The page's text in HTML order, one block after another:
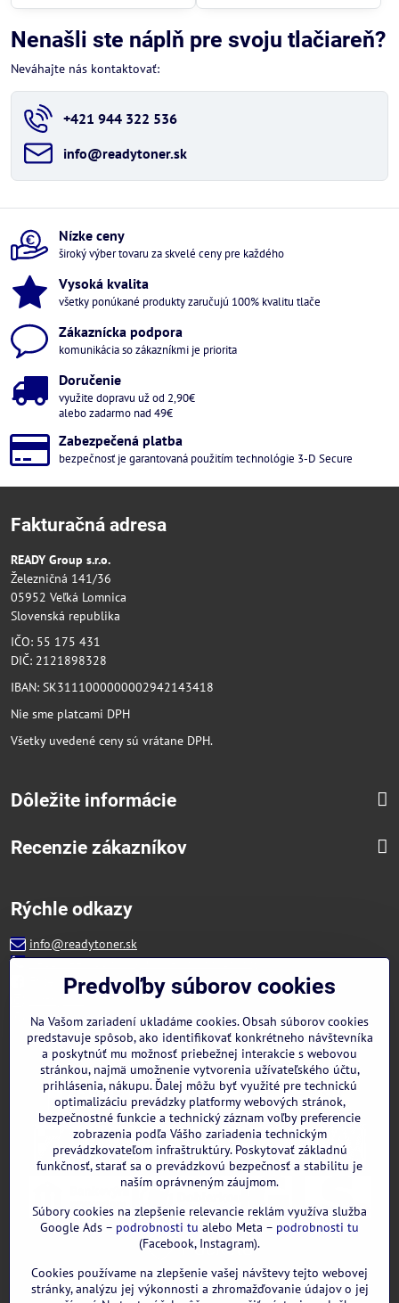
Nenašli ste náplň pre svoju tlačiareň?
Neváhajte nás kontaktovať:
+421 944 322 536
info​@readytoner​.sk
Nízke ceny
široký výber tovaru za skvelé ceny pre každého
Vysoká kvalita
všetky ponúkané produkty zaručujú 100% kvalitu tlače
Zákaznícka podpora
komunikácia so zákazníkmi je priorita
Doručenie
využite dopravu už od 2,90€
alebo zadarmo nad 49€
Zabezpečená platba
bezpečnosť je garantovaná použitím technológie 3-D Secure
Fakturačná adresa
READY Group s.r.o.
Železničná 141/36
05952 Veľká Lomnica
Slovenská republika
IČO: 55 175 431
DIČ: 2121898328
IBAN: SK3111000000002942143418
Nie sme platcami DPH
Všetky uvedené ceny sú vrátane DPH.
Dôležite informácie
Recenzie zákazníkov
Rýchle odkazy
info@readytoner.sk
+421 944 322 536 (PO-PIA: 09:00- 15:00)
Facebook
WhatsApp
GOOGLE recenzie:
Predvoľby súborov cookies
Na Vašom zariadení ukladáme cookies. Obsah súborov cookies
predstavuje spôsob, ako identifikovať konkrétneho návštevníka
a poskytnúť mu možnosť priebežnej interakcie s webovou
stránkou, najmä umožnenie vytvorenia užívateľského účtu,
prihlásenia, nákupu. Ďalej môžu byť využité pre technickú
optimalizáciu prevádzky platformy webových stránok,
bezpečnostné funkcie a technický záznam voľby preferencie
zobrazenia podľa Vášho zariadenia technickým
prevádzkovateľom infraštruktúry. Poskytovať základnú
funkčnosť, starať sa o prevádzkovú bezpečnosť a stabilitu je
naším oprávneným záujmom.
Súbory cookies na zlepšenie relevancie reklám využíva služba
Google Ads – podrobnosti tu alebo Meta – podrobnosti tu
(Facebook, Instagram).
Cookies používame na zlepšenie vašej návštevy tejto webovej
stránky, analýzu jej výkonnosti a zhromažďovanie údajov o jej